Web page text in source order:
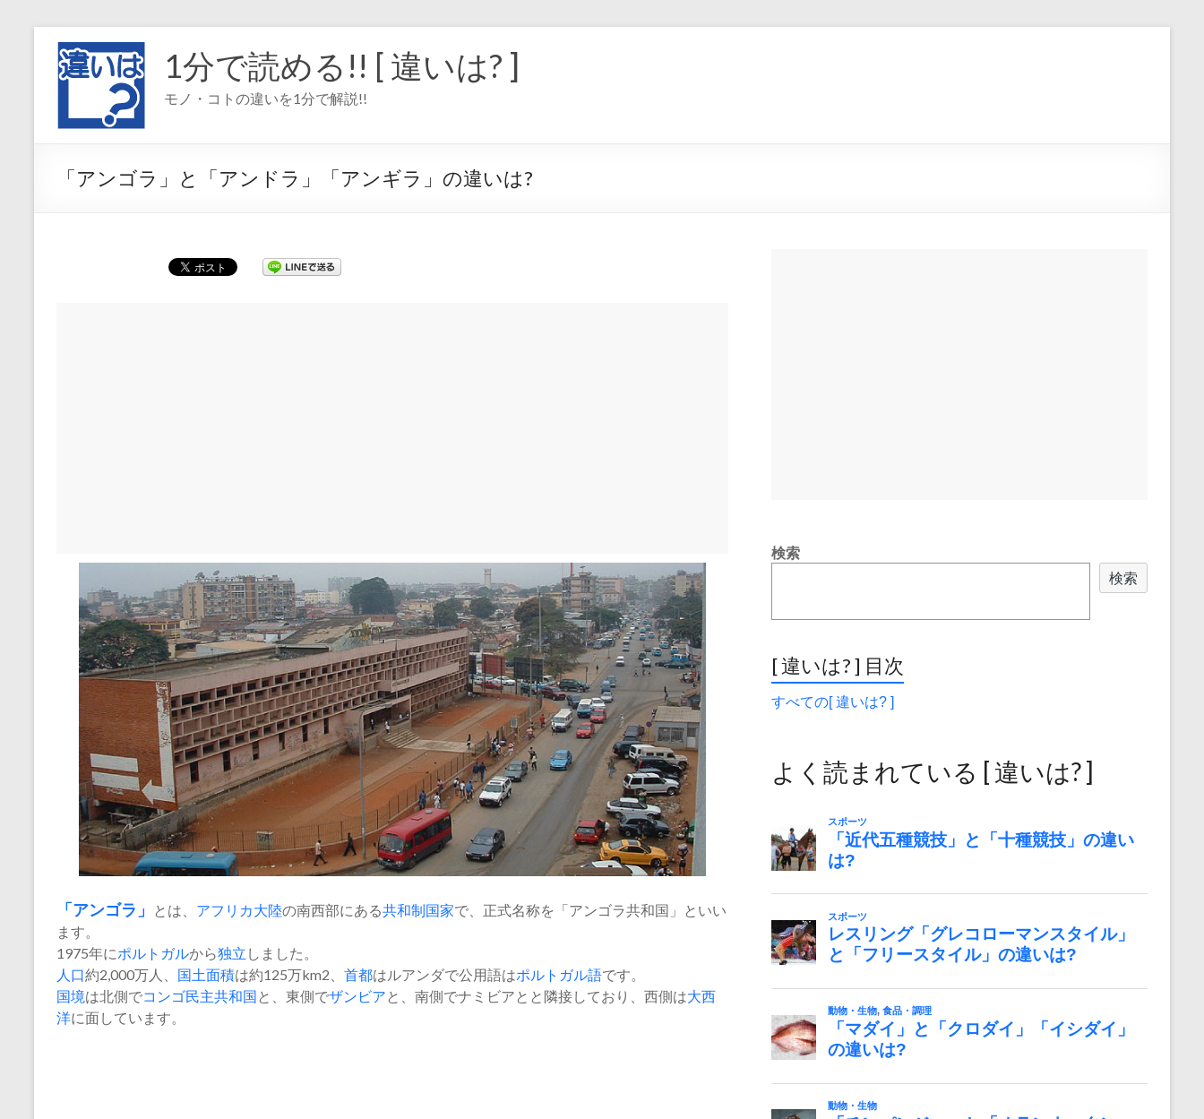
1分で読める!! [ 違いは? ]
モノ・コトの違いを1分で解説!!
「アンゴラ」と「アンドラ」「アンギラ」の違いは?
「 アンゴラ 」 とは、 アフリカ大陸の南西部にある共和制国家で、正式名称を「アンゴラ共和国」といい
ます。
1975年にポルトガルから独立 しました。
人口約2,000万人、 国土面積は約125万km2、 首都はルアンダで公用語はポルトガル語です。
国境は北側でコンゴ民主共和国 と、東側でザンビア と、南側でナミビアとと隣接しており、西側は大西
洋に面しています。
検索
検索
[ 違いは? ] 目次
すべての[ 違いは? ]
よく読まれている [ 違いは? ]